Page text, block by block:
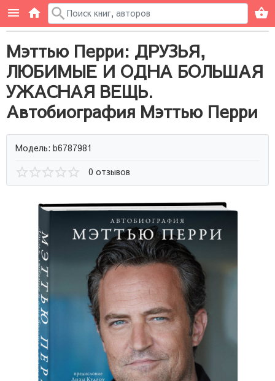
Мэттью Перри: ДРУЗЬЯ,
ЛЮБИМЫЕ И ОДНА БОЛЬШАЯ
УЖАСНАЯ ВЕЩЬ.
Автобиография Мэттью Перри
Модель: b6787981
0 отзывов